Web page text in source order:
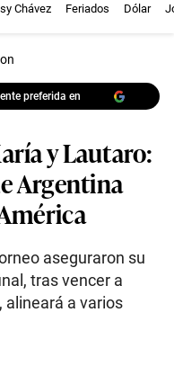
Chávez Feriados Dólar
preferida en
y Lautaro:
Argentina
aseguraron su
tras vencer a
alineará a varios